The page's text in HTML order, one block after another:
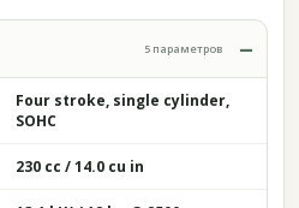
5 параметров
Four stroke, single cylinder,
SOHC
230 cc / 14.0 cu in